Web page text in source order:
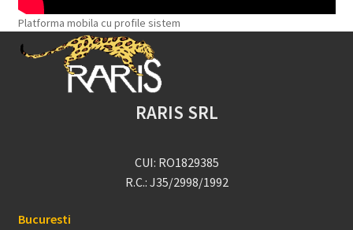
Platforma mobila cu profile sistem
RARIS SRL
CUI: RO1829385
R.C.: J35/2998/1992
Bucuresti